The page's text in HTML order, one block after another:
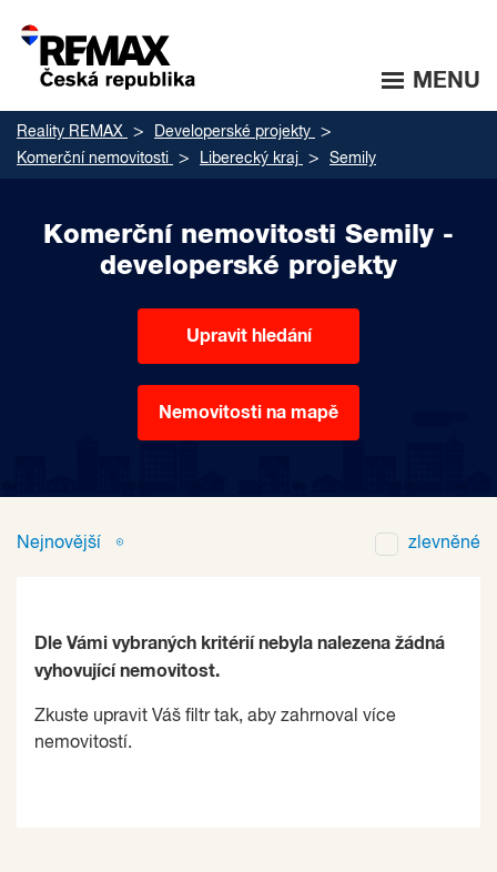
MENU
Reality REMAX
Developerské projekty
Komerční nemovitosti
Liberecký kraj Semily
Komerční nemovitosti Semily -
developerské projekty
Upravit hledání
Nemovitosti na mapě
Nejnovější zlevněné
Dle Vámi vybraných kritérií nebyla nalezena žádná
vyhovující nemovitost.
Zkuste upravit Váš filtr tak, aby zahrnoval více
nemovitostí.